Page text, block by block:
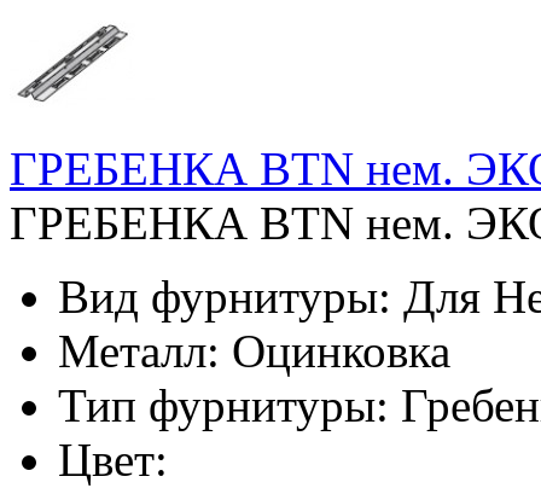
ГРЕБЕНКА BTN нем.
ГРЕБЕНКА BTN нем.
Вид фурнитуры: Для
Металл: Оцинковка
Тип фурнитуры:
Цвет: